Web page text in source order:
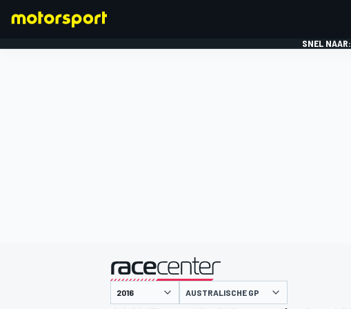
SNEL NAAR:
gepresenteerd door
AUSTRALISCHE GP